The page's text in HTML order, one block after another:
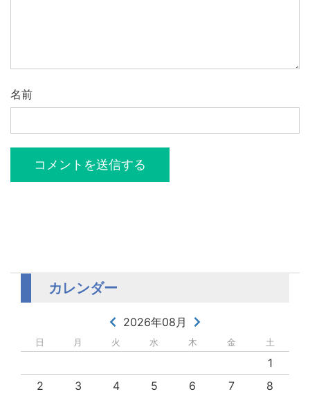
名前
カレンダー
2026年08月
日 月 火 水 木 金 土
1
2
3 4 5 6 7
8